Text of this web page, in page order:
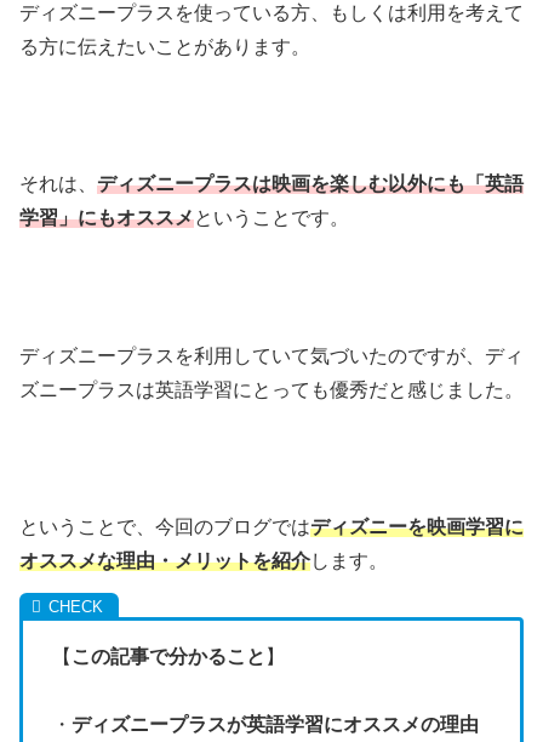
ディズニープラスを使っている方、もしくは利用を考えて
る方に伝えたいことがあります。
それは、 ディズニープラスは映画を楽しむ以外にも「英語
学習」にもオススメということです。
ディズニープラスを利用していて気づいたのですが、ディ
ズニープラスは英語学習にとっても優秀だと感じました。
ということで、今回のブログではディズニーを映画学習に
オススメな理由・メリットを紹介します。
【 この記事で分かること 】
・ ディズニープラスが英語学習にオススメの理由